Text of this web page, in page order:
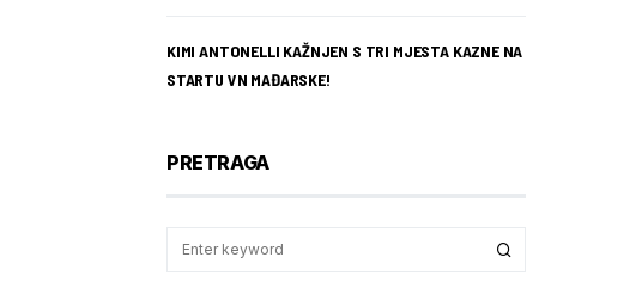
KIMI ANTONELLI KAŽNJEN S TRI MJESTA KAZNE NA
STARTU VN MAĐARSKE!
PRETRAGA